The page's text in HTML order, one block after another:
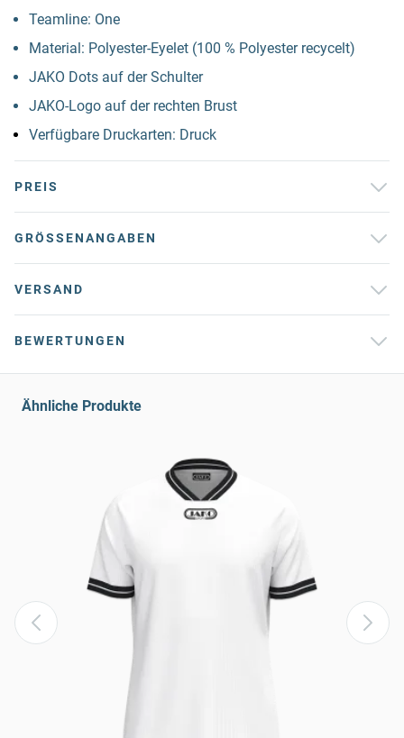
Teamline: One
Material: Polyester-Eyelet (100 % Polyester recycelt)
JAKO Dots auf der Schulter
JAKO-Logo auf der rechten Brust
Verfügbare Druckarten: Druck
PREIS
GRÖSSENANGABEN
VERSAND
BEWERTUNGEN
Ähnliche Produkte